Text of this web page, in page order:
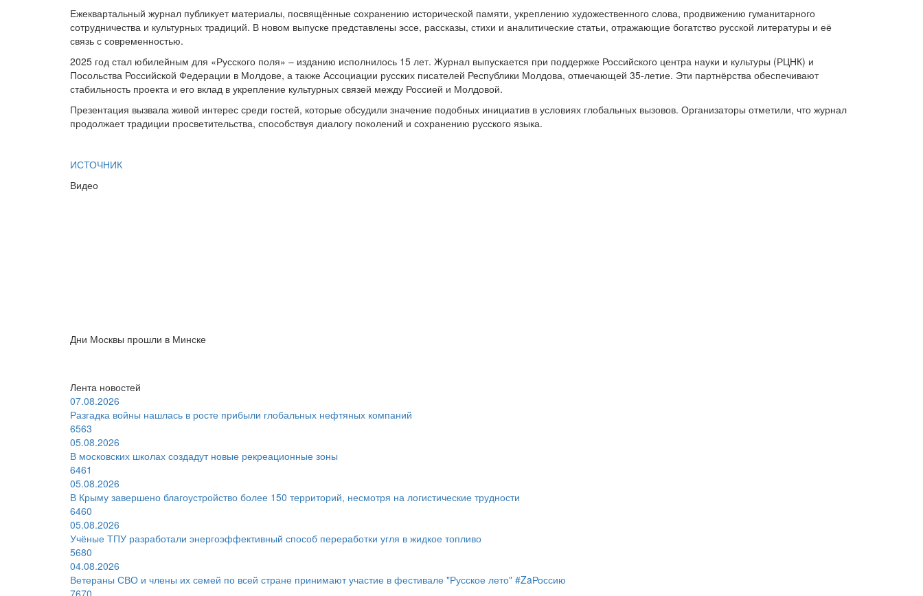
Ежеквартальный журнал публикует материалы, посвящённые сохранению исторической памяти, укреплению художественного слова, продвижению гуманитарного
сотрудничества и культурных традиций. В новом выпуске представлены эссе, рассказы, стихи и аналитические статьи, отражающие богатство русской литературы и её
связь с современностью.
2025 год стал юбилейным для «Русского поля» – изданию исполнилось 15 лет. Журнал выпускается при поддержке Российского центра науки и культуры (РЦНК) и
Посольства Российской Федерации в Молдове, а также Ассоциации русских писателей Республики Молдова, отмечающей 35-летие. Эти партнёрства обеспечивают
стабильность проекта и его вклад в укрепление культурных связей между Россией и Молдовой.
Презентация вызвала живой интерес среди гостей, которые обсудили значение подобных инициатив в условиях глобальных вызовов. Организаторы отметили, что журнал
продолжает традиции просветительства, способствуя диалогу поколений и сохранению русского языка.
ИСТОЧНИК
Видео
Дни Москвы прошли в Минске
Лента новостей
07.08.2026
Разгадка войны нашлась в росте прибыли глобальных нефтяных компаний
6563
05.08.2026
В московских школах создадут новые рекреационные зоны
6461
05.08.2026
В Крыму завершено благоустройство более 150 территорий, несмотря на логистические трудности
6460
05.08.2026
Учёные ТПУ разработали энергоэффективный способ переработки угля в жидкое топливо
5680
04.08.2026
Ветераны СВО и члены их семей по всей стране принимают участие в фестивале "Русское лето" #ZaРоссию
7670